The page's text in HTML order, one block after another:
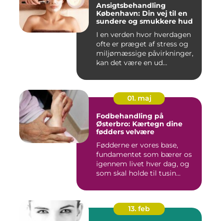
Ansigtsbehandling
København: Din vej til en
sundere og smukkere hud
I en verden hvor hverdagen
ofte er præget af stress og
miljømæssige påvirkninger,
kan det være en ud...
01. maj
Fodbehandling på
Østerbro: Kærtegn dine
fødders velvære
Fødderne er vores base,
fundamentet som bærer os
igennem livet hver dag, og
som skal holde til tusin...
13. feb